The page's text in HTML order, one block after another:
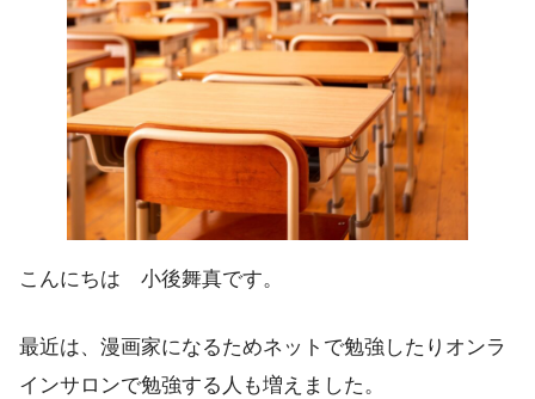
こんにちは 小後舞真です。
最近は、漫画家になるためネットで勉強したりオンラ
インサロンで勉強する人も増えました。